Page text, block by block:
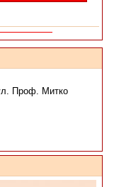
Проф. Митко